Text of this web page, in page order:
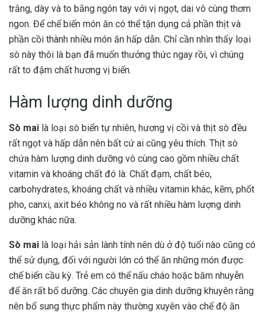
trắng, dày và to bằng ngón tay với vị ngọt, dai vô cùng thơm
ngon. Để chế biến món ăn có thể tận dụng cả phần thịt và
phần cồi thành nhiều món ăn hấp dẫn. Chỉ cần nhìn thấy loại
sò này thôi là bạn đã muốn thưởng thức ngay rồi, vì chúng
rất to đậm chất hương vị biển.
Hàm lượng dinh dưỡng
Sò mai là loại sò biển tự nhiên, hương vị cồi và thịt sò đều
rất ngọt và hấp dẫn nên bất cứ ai cũng yêu thích. Thịt sò
chứa hàm lượng dinh dưỡng vô cùng cao gồm nhiều chất
vitamin và khoáng chất đó là: Chất đạm, chất béo,
carbohydrates, khoáng chất và nhiều vitamin khác, kẽm, phốt
pho, canxi, axit béo không no và rất nhiều hàm lượng dinh
dưỡng khác nữa.
Sò mai là loại hải sản lành tính nên dù ở độ tuổi nào cũng có
thể sử dụng, đối với người lớn có thể ăn những món được
chế biến cầu kỳ. Trẻ em có thể nấu cháo hoặc băm nhuyễn
để ăn rất bổ dưỡng. Các chuyên gia dinh dưỡng khuyên rằng
nên bổ sung thực phẩm này thường xuyên vào chế độ ăn